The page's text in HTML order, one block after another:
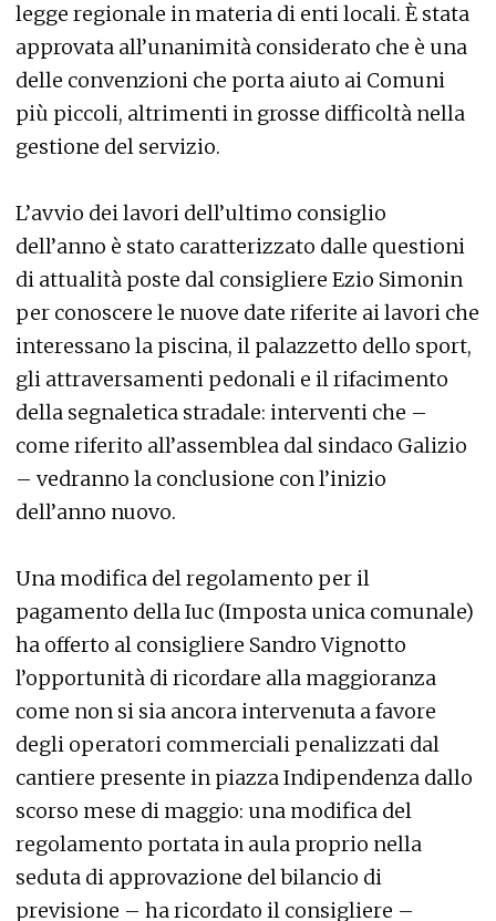
legge regionale in materia di enti locali. È stata
approvata all’unanimità considerato che è una
delle convenzioni che porta aiuto ai Comuni
più piccoli, altrimenti in grosse difficoltà nella
gestione del servizio.
L’avvio dei lavori dell’ultimo consiglio
dell’anno è stato caratterizzato dalle questioni
di attualità poste dal consigliere Ezio Simonin
per conoscere le nuove date riferite ai lavori che
interessano la piscina, il palazzetto dello sport,
gli attraversamenti pedonali e il rifacimento
della segnaletica stradale: interventi che –
come riferito all’assemblea dal sindaco Galizio
– vedranno la conclusione con l’inizio
dell’anno nuovo.
Una modifica del regolamento per il
pagamento della Iuc (Imposta unica comunale)
ha offerto al consigliere Sandro Vignotto
l’opportunità di ricordare alla maggioranza
come non si sia ancora intervenuta a favore
degli operatori commerciali penalizzati dal
cantiere presente in piazza Indipendenza dallo
scorso mese di maggio: una modifica del
regolamento portata in aula proprio nella
seduta di approvazione del bilancio di
previsione – ha ricordato il consigliere –